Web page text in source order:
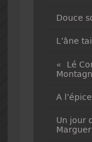
Douce
L’âne
« Lé
A
Un jour